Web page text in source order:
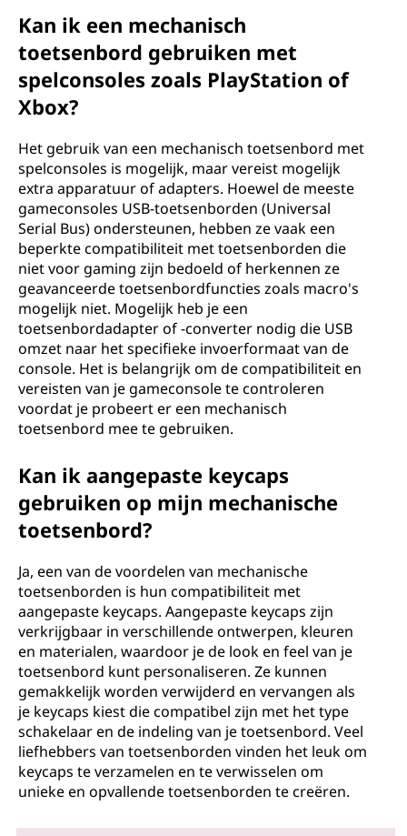
Kan ik een mechanisch
toetsenbord gebruiken met
spelconsoles zoals PlayStation of
Xbox?
Het gebruik van een mechanisch toetsenbord met
spelconsoles is mogelijk, maar vereist mogelijk
extra apparatuur of adapters. Hoewel de meeste
gameconsoles USB-toetsenborden (Universal
Serial Bus) ondersteunen, hebben ze vaak een
beperkte compatibiliteit met toetsenborden die
niet voor gaming zijn bedoeld of herkennen ze
geavanceerde toetsenbordfuncties zoals macro's
mogelijk niet. Mogelijk heb je een
toetsenbordadapter of -converter nodig die USB
omzet naar het specifieke invoerformaat van de
console. Het is belangrijk om de compatibiliteit en
vereisten van je gameconsole te controleren
voordat je probeert er een mechanisch
toetsenbord mee te gebruiken.
Kan ik aangepaste keycaps
gebruiken op mijn mechanische
toetsenbord?
Ja, een van de voordelen van mechanische
toetsenborden is hun compatibiliteit met
aangepaste keycaps. Aangepaste keycaps zijn
verkrijgbaar in verschillende ontwerpen, kleuren
en materialen, waardoor je de look en feel van je
toetsenbord kunt personaliseren. Ze kunnen
gemakkelijk worden verwijderd en vervangen als
je keycaps kiest die compatibel zijn met het type
schakelaar en de indeling van je toetsenbord. Veel
liefhebbers van toetsenborden vinden het leuk om
keycaps te verzamelen en te verwisselen om
unieke en opvallende toetsenborden te creëren.